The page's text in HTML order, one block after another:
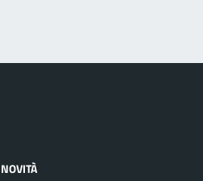
NOVITÀ